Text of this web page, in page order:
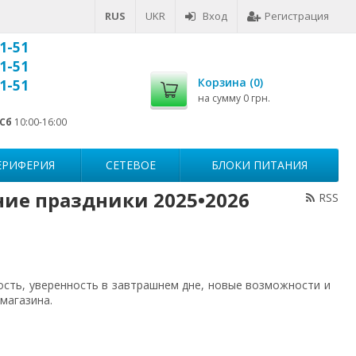
RUS UKR Вход Регистрация
51
51
51
Сб 10:00-16:00
Корзина (0)
на сумму 0 грн.
СЕТЕВОЕ БЛОКИ ПИТАНИЯ
RSS
праздники 2025•2026
уверенность в завтрашнем дне, новые возможности и